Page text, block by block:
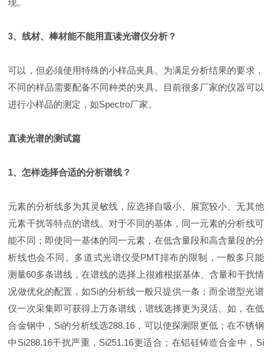
3、线材、棒材能不能用直读光谱仪分析？
可以，但必须使用特殊的小样品夹具。为满足分析结果的要求，
不同的样品需要配备不同种类的夹具。目前很多厂家的仪器可以
进行小样品的测定，如Spectro厂家。
直读光谱的测试篇
1、怎样选择合适的分析谱线？
元素的分析线多为其灵敏线，应选择自吸小、展宽较小、无其他
元素干扰等特点的谱线。对于不同的基体，同一元素的分析线可
能不同；即使同一基体的同一元素，在低含量段和高含量段的分
析线也会不同。多道式光谱仪受PMT排布的限制，一般多只能
测量60多条谱线，在谱线的选择上很难根据基体、含量和干扰情
况做优化的配置，如Si的分析线一般只提供一条；而全谱型光谱
仪一次采集即可获得上万条谱线，谱线选择更为灵活。如，在低
合金钢中，Si的分析线选288.16，可以使探测限更低；在不锈钢
中Si288.16干扰严重，Si251.16更适合；在铝硅铸造合金中，Si